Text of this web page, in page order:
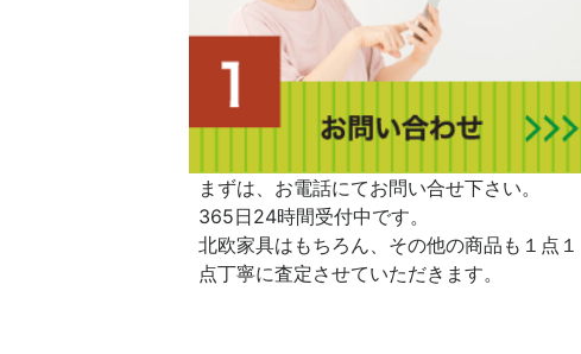
まずは、お電話にてお問い合せ下さい。
365日24時間受付中です。
北欧家具はもちろん、その他の商品も１点１
点丁寧に査定させていただきます。